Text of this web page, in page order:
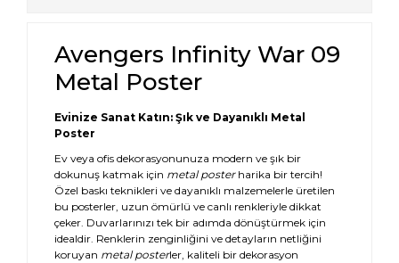
Avengers Infinity War 09
Metal Poster
Evinize Sanat Katın: Şık ve Dayanıklı Metal
Poster
Ev veya ofis dekorasyonunuza modern ve şık bir
dokunuş katmak için metal posterharika bir tercih!
Özel baskı teknikleri ve dayanıklı malzemelerle üretilen
bu posterler, uzun ömürlü ve canlı renkleriyle dikkat
çeker. Duvarlarınızı tek bir adımda dönüştürmek için
idealdir. Renklerin zenginliğini ve detayların netliğini
koruyan metal posterler, kaliteli bir dekorasyon